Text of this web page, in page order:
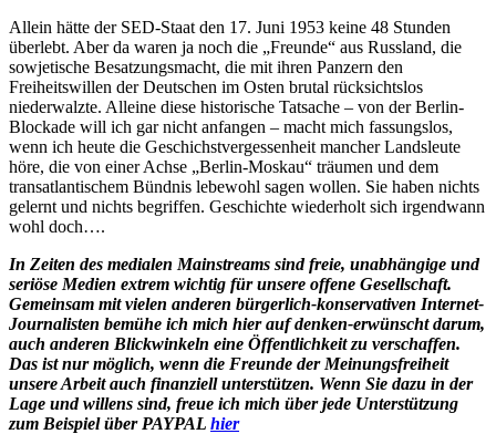
Allein hätte der SED-Staat den 17. Juni 1953 keine 48 Stunden
überlebt. Aber da waren ja noch die „Freunde“ aus Russland, die
sowjetische Besatzungsmacht, die mit ihren Panzern den
Freiheitswillen der Deutschen im Osten brutal rücksichtslos
niederwalzte. Alleine diese historische Tatsache – von der Berlin-
Blockade will ich gar nicht anfangen – macht mich fassungslos,
wenn ich heute die Geschichstvergessenheit mancher Landsleute
höre, die von einer Achse „Berlin-Moskau“ träumen und dem
transatlantischem Bündnis lebewohl sagen wollen. Sie haben nichts
gelernt und nichts begriffen. Geschichte wiederholt sich irgendwann
wohl doch….
In Zeiten des medialen Mainstreams sind freie, unabhängige und
seriöse Medien extrem wichtig für unsere offene Gesellschaft.
Gemeinsam mit vielen anderen bürgerlich-konservativen Internet-
Journalisten bemühe ich mich hier auf denken-erwünscht darum,
auch anderen Blickwinkeln eine Öffentlichkeit zu verschaffen.
Das ist nur möglich, wenn die Freunde der Meinungsfreiheit
unsere Arbeit auch finanziell unterstützen. Wenn Sie dazu in der
Lage und willens sind, freue ich mich über jede Unterstützung
zum Beispiel über PAYPAL hier